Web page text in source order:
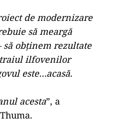
de modernizare
să meargă
să obținem rezultate
ilfovenilor
este…acasă.
acesta”, a